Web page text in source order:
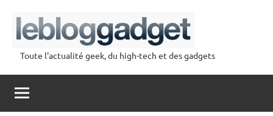
contenu
lebloggadget
Toute l'actualité geek, du high-tech et des gadgets